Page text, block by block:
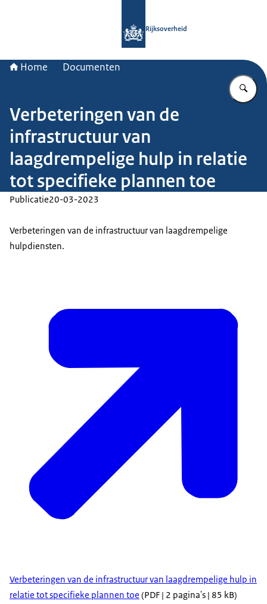
Rijksoverheid
Home Documenten
Verbeteringen van de
infrastructuur van
laagdrempelige hulp in relatie
tot specifieke plannen toe
Publicatie20-03-2023
Verbeteringen van de infrastructuur van laagdrempelige
hulpdiensten.
Verbeteringen van de infrastructuur van laagdrempelige hulp in
relatie tot specifieke plannen toe (PDF | 2 pagina's | 85 kB)